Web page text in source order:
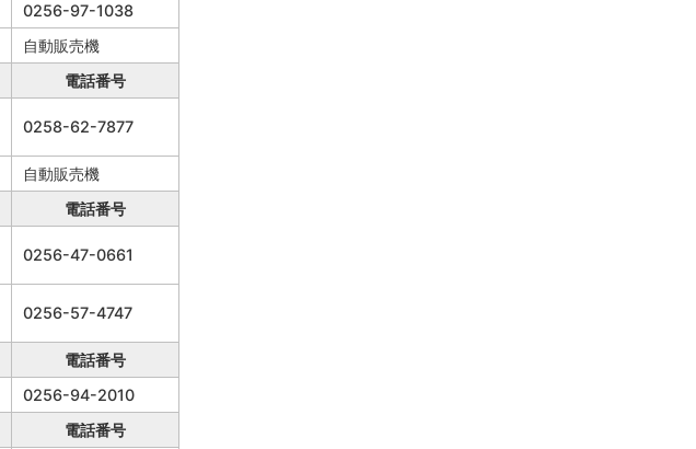
0256-97-1038
自動販売機
電話番号
0258-62-7877
自動販売機
電話番号
0256-47-0661
0256-57-4747
電話番号
0256-94-2010
電話番号